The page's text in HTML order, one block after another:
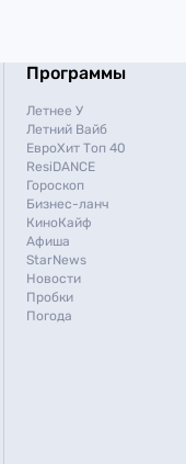
Программы
Летнее У
Летний Вайб
ЕвроХит Топ 40
ResiDANCE
Гороскоп
Бизнес-ланч
КиноКайф
Афиша
StarNews
Новости
Пробки
Погода